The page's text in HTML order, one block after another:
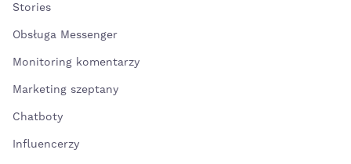
Stories
Obsługa Messenger
Monitoring komentarzy
Marketing szeptany
Chatboty
Influencerzy